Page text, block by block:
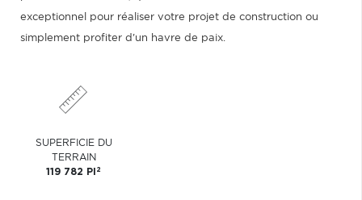
exceptionnel pour réaliser votre projet de construction ou
simplement profiter d'un havre de paix.
SUPERFICIE DU
TERRAIN
119 782 PI 2